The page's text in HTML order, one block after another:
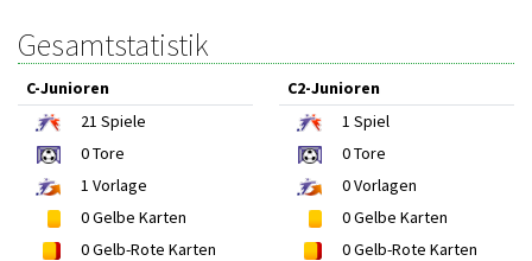
Gesamtstatistik
C-Junioren
21 Spiele
0Tore
1 Vorlage
0Gelbe Karten
0Gelb-Rote Karten
C2-Junioren
1 Spiel
0Tore
0Vorlagen
0Gelbe Karten
0Gelb-Rote Karten